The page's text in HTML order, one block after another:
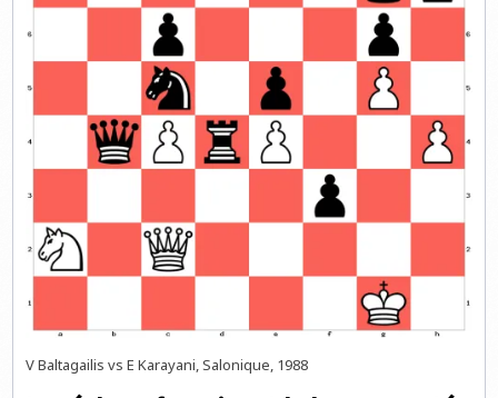
V Baltagailis vs E Karayani, Salonique, 1988